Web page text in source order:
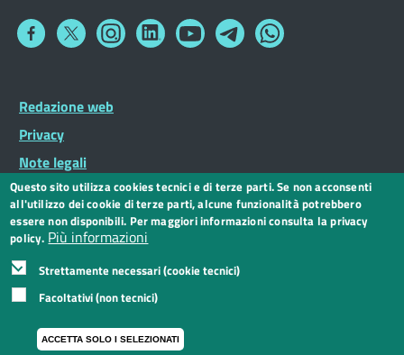
Collegamento
Collegamento
a
Collegamento
a
Collegamento
a
Collegamento
a
Collegamento
a
Collegamento
a
Footer
Widget
Footer
menu
Redazione web
Privacy
Note legali
Dichiarazione di accessibilità
CC BY 3.0 IT
Questo sito utilizza cookies tecnici e di terze parti. Se non acconsenti
all'utilizzo dei cookie di terze parti, alcune funzionalità potrebbero
essere non disponibili. Per maggiori informazioni consulta la privacy
policy. Più informazioni
Strettamente necessari (cookie tecnici)
Facoltativi (non tecnici)
ACCETTA SOLO I SELEZIONATI